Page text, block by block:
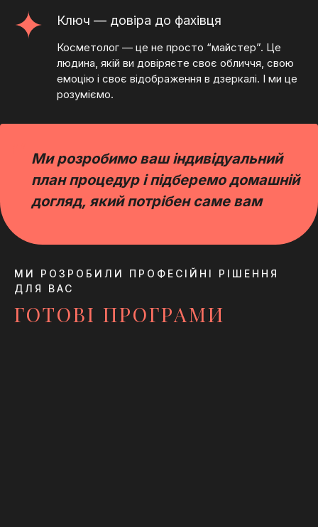
Ключ — довіра до фахівця
Косметолог — це не просто “майстер”. Це
людина, якій ви довіряєте своє обличчя, свою
емоцію і своє відображення в дзеркалі. І ми це
розуміємо.
Ми розробимо ваш індивідуальний
план процедур і підберемо домашній
догляд, який потрібен саме вам
МИ РОЗРОБИЛИ ПРОФЕСІЙНІ РІШЕННЯ
ДЛЯ ВАС
ГОТОВІ ПРОГРАМИ